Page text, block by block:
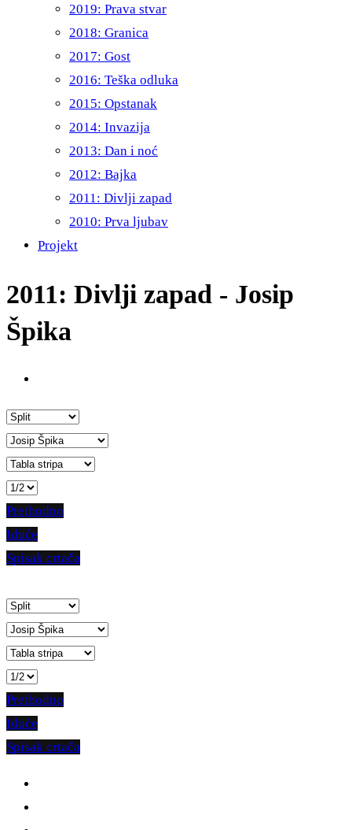
2019: Prava stvar
2018: Granica
2017: Gost
2016: Teška odluka
2015: Opstanak
2014: Invazija
2013: Dan i noć
2012: Bajka
2011: Divlji zapad
2010: Prva ljubav
Projekt
2011: Divlji zapad - Josip
Špika
Prethodno
Iduće
Spisak crtača
Prethodno
Iduće
Spisak crtača